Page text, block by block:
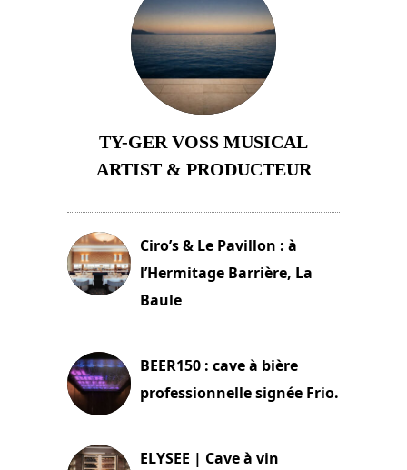
TY-GER VOSS MUSICAL
ARTIST & PRODUCTEUR
Ciro’s & Le Pavillon : à
l’Hermitage Barrière, La
Baule
BEER150 : cave à bière
professionnelle signée Frio.
ELYSEE | Cave à vin